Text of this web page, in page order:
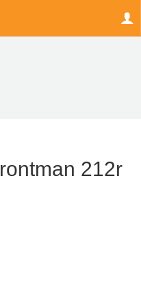
212r